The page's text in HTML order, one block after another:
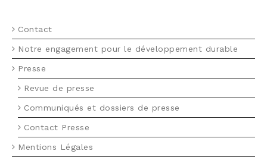
Contact
Notre engagement pour le développement durable
Presse
Revue de presse
Communiqués et dossiers de presse
Contact Presse
Mentions Légales